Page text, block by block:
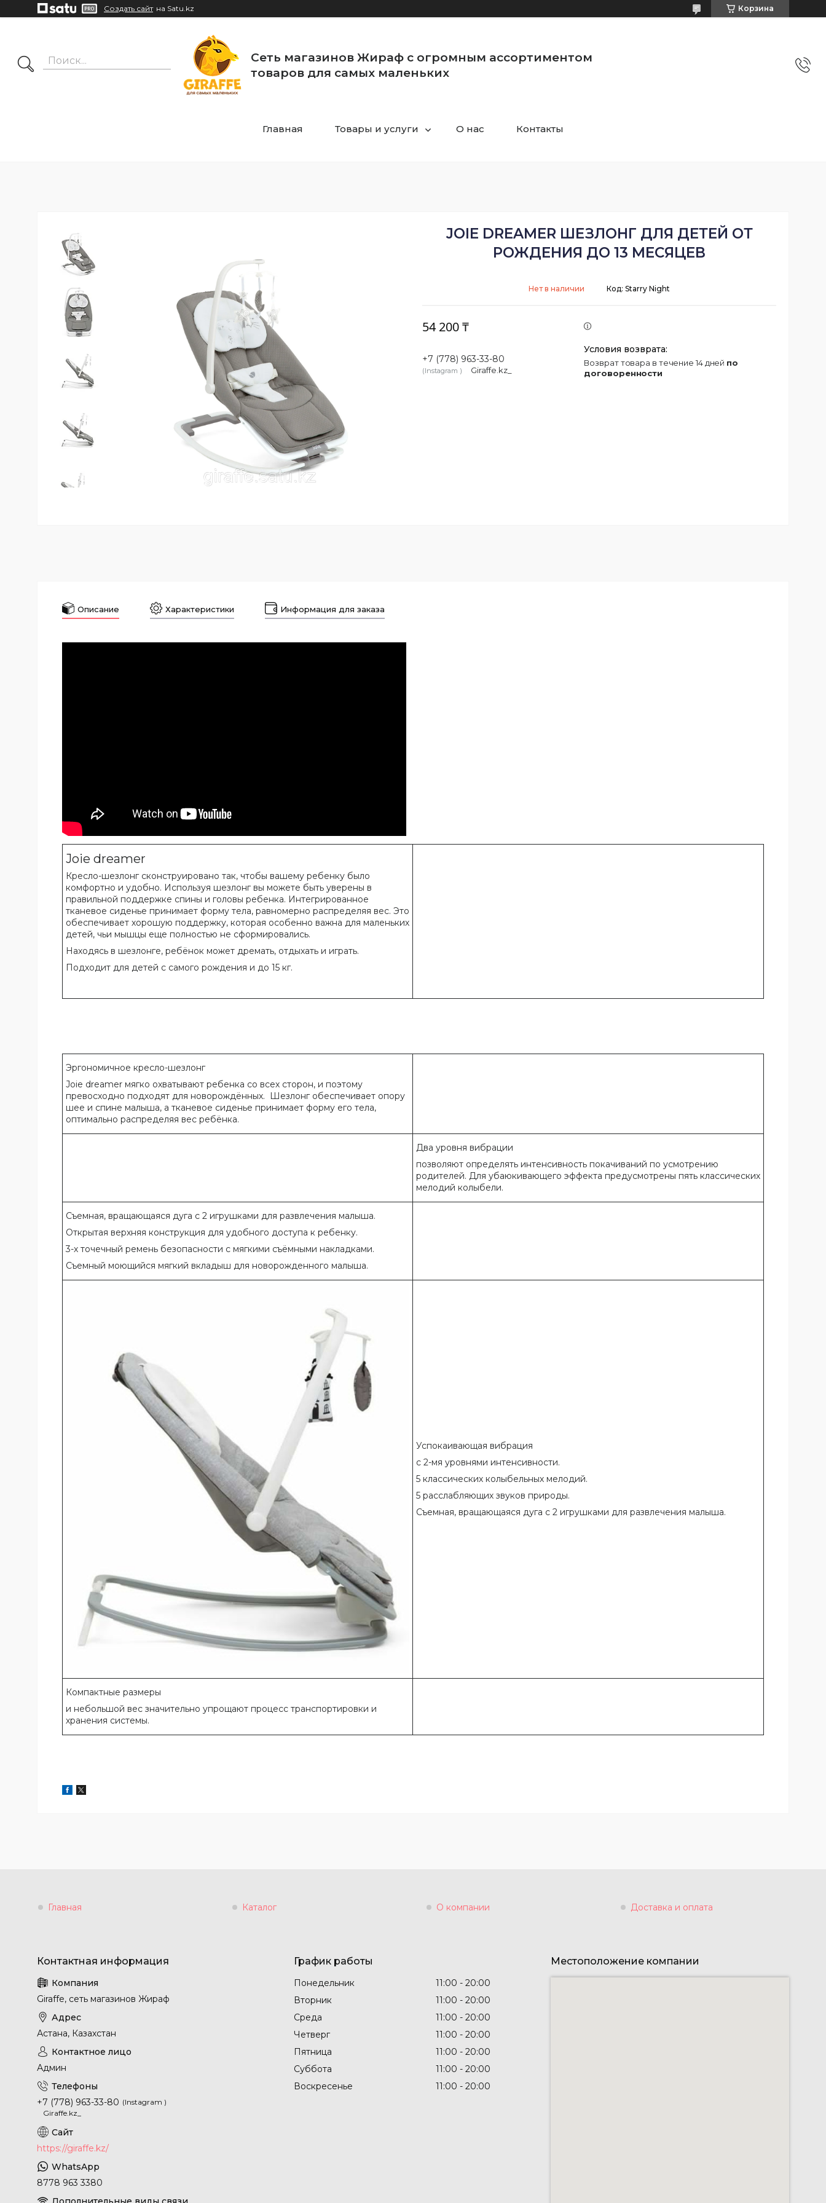
Создать сайт на Satu.kz Корзина
Сеть магазинов Жираф с огромным ассортиментом
товаров для самых маленьких
Главная Товары и услуги О нас Контакты
JOIE DREAMER ШЕЗЛОНГ ДЛЯ ДЕТЕЙ ОТ
РОЖДЕНИЯ ДО 13 МЕСЯЦЕВ
Нет в наличии Код: Starry Night
54 200 ₸
+7 (778) 963-33-80
Instagram Giraffe.kz_
возврат товара в течение 14 дней по
договоренности
Описание Характеристики Информация для заказа
Joie dreamer
Кресло-шезлонг сконструировано так, чтобы вашему ребенку было
комфортно и удобно. Используя шезлонг вы можете быть уверены в
правильной поддержке спины и головы ребенка. Интегрированное
тканевое сиденье принимает форму тела, равномерно распределяя вес. Это
обеспечивает хорошую поддержку, которая особенно важна для маленьких
детей, чьи мышцы еще полностью не сформировались.
Находясь в шезлонге, ребёнок может дремать, отдыхать и играть.
Подходит для детей с самого рождения и до 15 кг.
Эргономичное кресло-шезлонг
Joie dreamer мягко охватывают ребенка со всех сторон, и поэтому
превосходно подходят для новорождённых. Шезлонг обеспечивает опору
шее и спине малыша, а тканевое сиденье принимает форму его тела,
оптимально распределяя вес ребёнка.
Два уровня вибрации
позволяют определять интенсивность покачиваний по усмотрению
родителей. Для убаюкивающего эффекта предусмотрены пять классических
мелодий колыбели.
Съемная, вращающаяся дуга с 2 игрушками для развлечения малыша.
Открытая верхняя конструкция для удобного доступа к ребенку.
3-х точечный ремень безопасности с мягкими съёмными накладками.
Съемный моющийся мягкий вкладыш для новорожденного малыша.
Успокаивающая вибрация
с 2-мя уровнями интенсивности.
5 классических колыбельных мелодий.
5 расслабляющих звуков природы.
Съемная, вращающаяся дуга с 2 игрушками для развлечения малыша.
Компактные размеры
и небольшой вес значительно упрощают процесс транспортировки и
хранения системы.
Главная Каталог О компании Доставка и оплата
Giraffe, сеть магазинов Жираф
Астана, Казахстан
Админ
+7 (778) 963-33-80
Instagram
Giraffe.kz_
https://giraffe.kz/
8778 963 3380
График работы
Понедельник 11:00
20:00
Вторник
11:00
20:00
Среда
11:00
20:00
Четверг
11:00
20:00
Пятница
11:00
20:00
Суббота
11:00
20:00
Воскресенье
11:00 20:00
Местоположение компании